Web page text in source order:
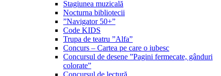
Stagiunea muzicală
Nocturna bibliotecii
”Navigator 50+”
Code KIDS
Trupa de teatru ”Alfa”
Concurs – Cartea pe care o iubesc
Concursul de desene ”Pagini fermecate, gânduri
colorate”